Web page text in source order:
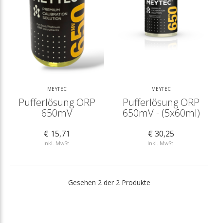
MEYTEC
Pufferlösung ORP
650mV
€ 15,71
Inkl. MwSt.
MEYTEC
Pufferlösung ORP
650mV - (5x60ml)
€ 30,25
Inkl. MwSt.
Gesehen 2 der 2 Produkte